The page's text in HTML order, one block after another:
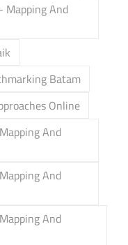
Mapping And
Batam
Online
And
And
And